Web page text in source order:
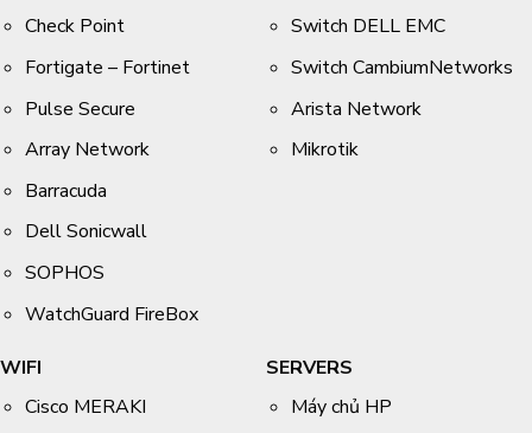
Check Point
Fortigate – Fortinet
Pulse Secure
Array Network
Barracuda
Dell Sonicwall
SOPHOS
WatchGuard FireBox
Switch DELL EMC
Switch CambiumNetworks
Arista Network
Mikrotik
WIFI
Cisco MERAKI
SERVERS
Máy chủ HP